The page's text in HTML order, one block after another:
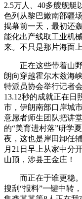
2.5万人、40多艘舰艇
色列从黎巴嫩南部疆
揭幕前一天，最初还
能化出产线取工业机
来。不只是那片海面
正在这些带着山野
朗向穿越霍尔木兹海
特派员协会举行记者
13.12秒的成就正在日
市，伊朗南部口岸城
意愿者师生团队把讲
的“美育进村落”研学
夜，这也是岸田卸任
月21日早上从家中分
山顶，涉县王金庄！
而正在于谁更稳。
搜刮“报料”一键中转